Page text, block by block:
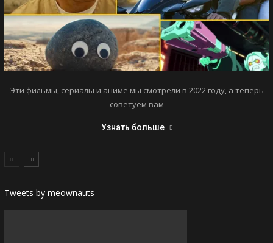
Эти фильмы, сериалы и аниме мы смотрели в 2022 году, а теперь
советуем вам
Узнать больше
Tweets by meownauts